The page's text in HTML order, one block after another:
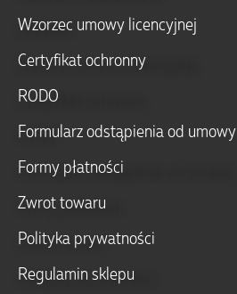
Wzorzec umowy licencyjnej
Certyfikat ochronny
RODO
Formularz odstąpienia od umowy
Formy płatności
Zwrot towaru
Polityka prywatności
Regulamin sklepu